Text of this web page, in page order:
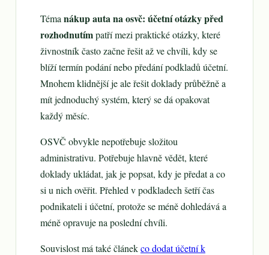
Téma nákup auta na osvč: účetní otázky před
rozhodnutímpatří mezi praktické otázky, které
živnostník často začne řešit až ve chvíli, kdy se
blíží termín podání nebo předání podkladů účetní.
Mnohem klidnější je ale řešit doklady průběžně a
mít jednoduchý systém, který se dá opakovat
každý měsíc.
OSVČ obvykle nepotřebuje složitou
administrativu. Potřebuje hlavně vědět, které
doklady ukládat, jak je popsat, kdy je předat a co
si u nich ověřit. Přehled v podkladech šetří čas
podnikateli i účetní, protože se méně dohledává a
méně opravuje na poslední chvíli.
Souvislost má také článekco dodat účetní k